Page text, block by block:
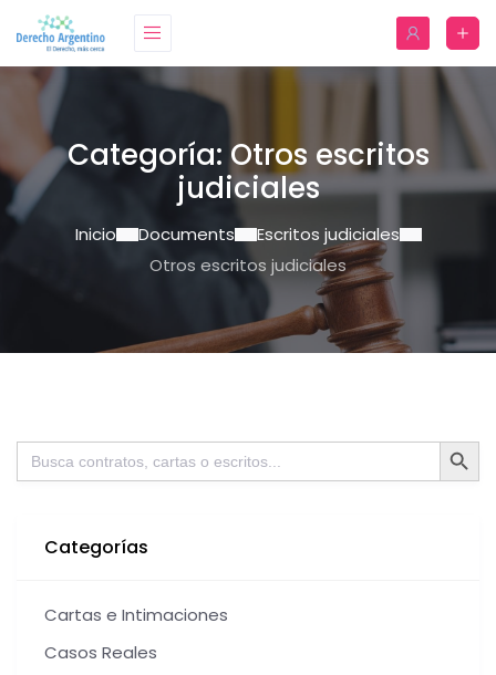
Categoría: Otros escritos
judiciales
Inicio Documents
Escritos judiciales
Otros escritos judiciales
Buscar: Botón de
Categorías
Cartas e Intimaciones
Casos Reales